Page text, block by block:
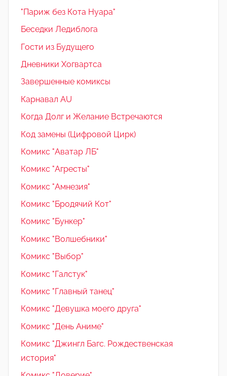
"Париж без Кота Нуара"
Беседки Ледиблога
Гости из Будущего
Дневники Хогвартса
Завершенные комиксы
Карнавал AU
Когда Долг и Желание Встречаются
Код замены (Цифровой Цирк)
Комикс "Аватар ЛБ"
Комикс "Агресты"
Комикс "Амнезия"
Комикс "Бродячий Кот"
Комикс "Бункер"
Комикс "Волшебники"
Комикс "Выбор"
Комикс "Галстук"
Комикс "Главный танец"
Комикс "Девушка моего друга"
Комикс "День Аниме"
Комикс "Джингл Багс. Рождественская
история"